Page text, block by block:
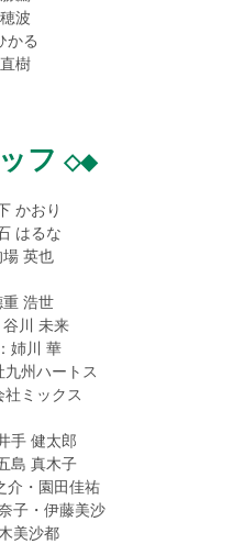
波
かる
樹
フ ◇◆
かおり
はるな
英也
浩世
川 未来
姉川 華
九州ハートス
ミックス
手 健太郎
島 真木子
介・園田佳祐
子・伊藤美沙
美沙都